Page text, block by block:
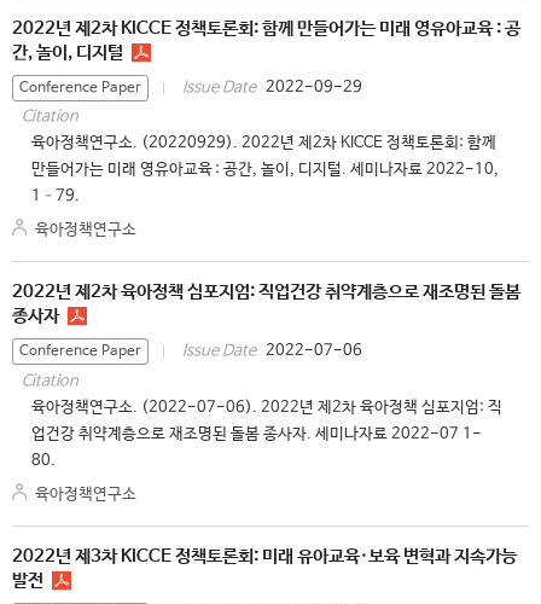
2022년 제2차 KICCE 정책토론회: 함께 만들어가는 미래 영유아교육 : 공
간, 놀이, 디지털
Conference Paper Issue Date 2022-09-29
Citation
육아정책연구소. (20220929). 2022년 제2차 KICCE 정책토론회: 함께
만들어가는 미래 영유아교육 : 공간, 놀이, 디지털. 세미나자료 2022-10,
1–79.
육아정책연구소
2022년 제2차 육아정책 심포지엄: 직업건강 취약계층으로 재조명된 돌봄
종사자
Conference Paper Issue Date 2022-07-06
Citation
육아정책연구소. (2022-07-06). 2022년 제2차 육아정책 심포지엄: 직
업건강 취약계층으로 재조명된 돌봄 종사자. 세미나자료 2022-07 1-
80.
육아정책연구소
2022년 제3차 KICCE 정책토론회: 미래 유아교육·보육 변혁과 지속가능
발전